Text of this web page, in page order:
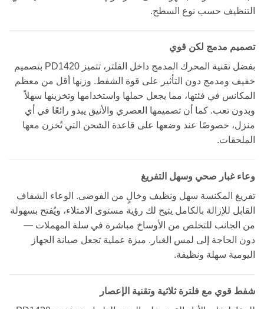
التنظيف حسب نوع السطح.
تصميم مدمج لكن قوي
بفضل تقنية المحرك المدمج داخل الفلتر، تتميز PD1420 بتصميم
خفيف ومدمج دون التأثير على قوة الشفط. وزنها أقل من معظم
المكانس في فئتها، مما يجعل حملها واستخدامها وتخزينها سهلاً
وبدون تعب. كما أن تصميمها العصري والأنيق يبدو رائعًا في أي
منزل، خصوصًا عند وضعها على قاعدة الشحن التي تُخزن معها
الملحقات.
وعاء غبار صحي وسهل التفريغ
تفريغ المكنسة سهل ونظيف وخالٍ من الفوضى. الوعاء الشفاف
القابل للإزالة بالكامل يتيح لك رؤية مستوى الامتلاء، ويُفتح بسهولة
من الجانب للتخلص من الأوساخ مباشرة في سلة المهملات —
دون الحاجة إلى لمس الغبار. ميزة عملية تجعل صيانة الجهاز
اليومية سهلة ونظيفة.
شفط قوي مع فلترة ثلاثية وتقنية الإعصار